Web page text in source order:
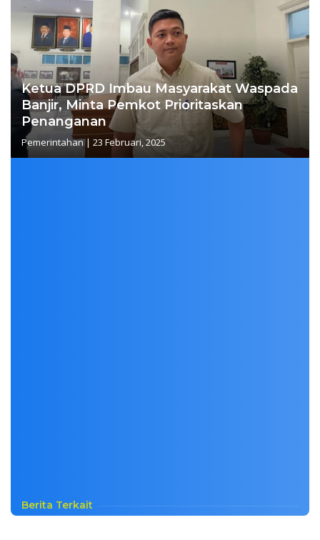
Ketua DPRD Imbau Masyarakat Waspada
Banjir, Minta Pemkot Prioritaskan
Penanganan
Pemerintahan| 23 Februari, 2025
Berita Terkait